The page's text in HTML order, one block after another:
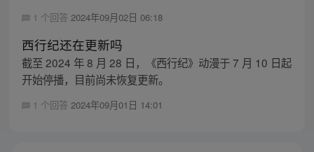
1 个回答 2024年09月02日 06:18
西行纪还在更新吗
截至 2024 年 8 月 28 日，《西行纪》动漫于 7 月 10 日起
开始停播，目前尚未恢复更新。
1 个回答 2024年09月01日 14:01